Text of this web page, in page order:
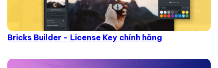
Bricks Builder - License Key chính hãng